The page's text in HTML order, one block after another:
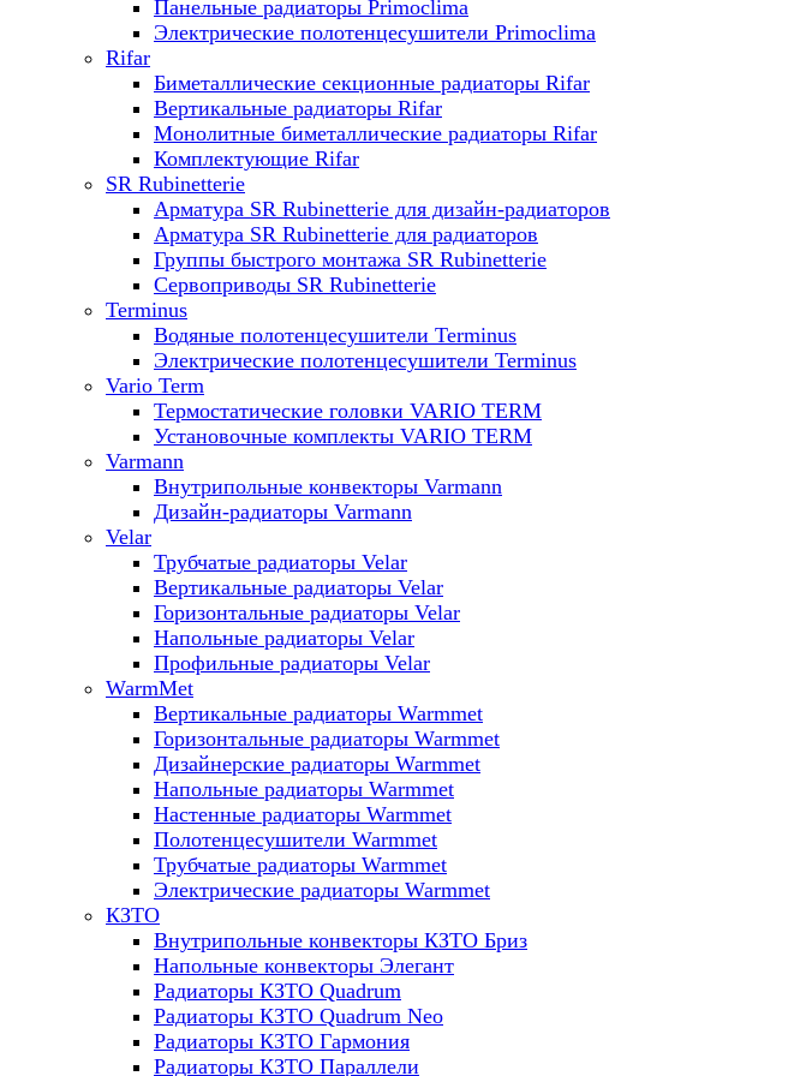
Панельные радиаторы Primoclima
Электрические полотенцесушители Primoclima
Rifar
Биметаллические секционные радиаторы Rifar
Вертикальные радиаторы Rifar
Монолитные биметаллические радиаторы Rifar
Комплектующие Rifar
SR Rubinetterie
Арматура SR Rubinetterie для дизайн-радиаторов
Арматура SR Rubinetterie для радиаторов
Группы быстрого монтажа SR Rubinetterie
Сервоприводы SR Rubinetterie
Terminus
Водяные полотенцесушители Terminus
Электрические полотенцесушители Terminus
Vario Term
Термостатические головки VARIO TERM
Установочные комплекты VARIO TERM
Varmann
Внутрипольные конвекторы Varmann
Дизайн-радиаторы Varmann
Velar
Трубчатые радиаторы Velar
Вертикальные радиаторы Velar
Горизонтальные радиаторы Velar
Напольные радиаторы Velar
Профильные радиаторы Velar
WarmMet
Вертикальные радиаторы Warmmet
Горизонтальные радиаторы Warmmet
Дизайнерские радиаторы Warmmet
Напольные радиаторы Warmmet
Настенные радиаторы Warmmet
Полотенцесушители Warmmet
Трубчатые радиаторы Warmmet
Электрические радиаторы Warmmet
КЗТО
Внутрипольные конвекторы КЗТО Бриз
Напольные конвекторы Элегант
Радиаторы КЗТО Quadrum
Радиаторы КЗТО Quadrum Neo
Радиаторы КЗТО Гармония
Радиаторы КЗТО Параллели